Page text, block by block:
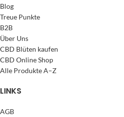
Blog
Treue Punkte
B2B
Über Uns
CBD Blüten kaufen
CBD Online Shop
Alle Produkte A–Z
LINKS
AGB